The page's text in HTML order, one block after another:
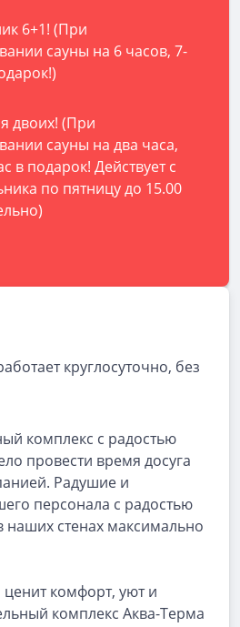
6+1! (При
сауны на 6 часов, 7-
двоих! (При
сауны на два часа,
в подарок! Действует с
по пятницу до 15.00
круглосуточно, без
комплекс с радостью
провести время досуга
Радушие и
персонала с радостью
наших стенах максимально
ценит комфорт, уют и
комплекс Аква-Терма